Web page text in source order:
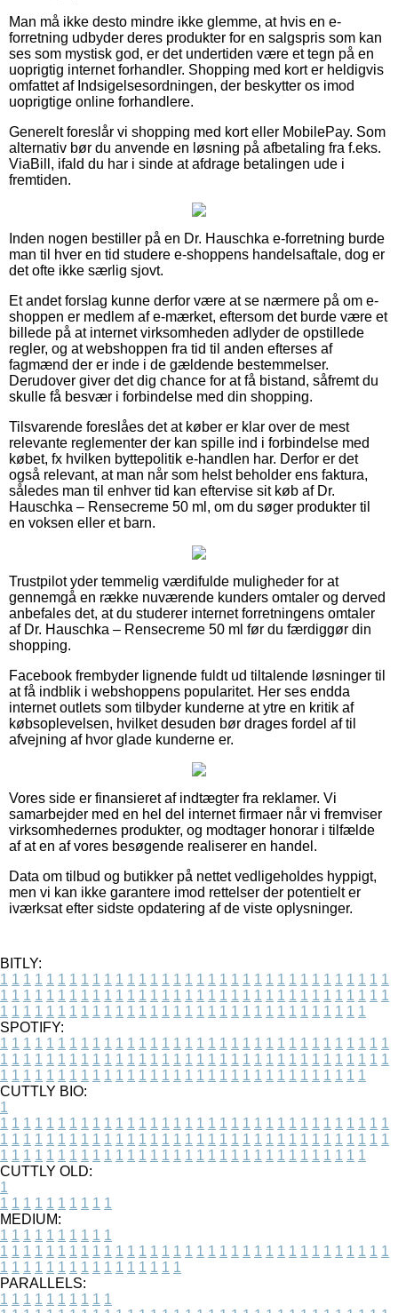
Man må ikke desto mindre ikke glemme, at hvis en e-
forretning udbyder deres produkter for en salgspris som kan
ses som mystisk god, er det undertiden være et tegn på en
uoprigtig internet forhandler. Shopping med kort er heldigvis
omfattet af Indsigelsesordningen, der beskytter os imod
uoprigtige online forhandlere.
Generelt foreslår vi shopping med kort eller MobilePay. Som
alternativ bør du anvende en løsning på afbetaling fra f.eks.
ViaBill, ifald du har i sinde at afdrage betalingen ude i
fremtiden.
Inden nogen bestiller på en Dr. Hauschka e-forretning burde
man til hver en tid studere e-shoppens handelsaftale, dog er
det ofte ikke særlig sjovt.
Et andet forslag kunne derfor være at se nærmere på om e-
shoppen er medlem af e-mærket, eftersom det burde være et
billede på at internet virksomheden adlyder de opstillede
regler, og at webshoppen fra tid til anden efterses af
fagmænd der er inde i de gældende bestemmelser.
Derudover giver det dig chance for at få bistand, såfremt du
skulle få besvær i forbindelse med din shopping.
Tilsvarende foreslåes det at køber er klar over de mest
relevante reglementer der kan spille ind i forbindelse med
købet, fx hvilken byttepolitik e-handlen har. Derfor er det
også relevant, at man når som helst beholder ens faktura,
således man til enhver tid kan eftervise sit køb af Dr.
Hauschka – Rensecreme 50 ml, om du søger produkter til
en voksen eller et barn.
Trustpilot yder temmelig værdifulde muligheder for at
gennemgå en række nuværende kunders omtaler og derved
anbefales det, at du studerer internet forretningens omtaler
af Dr. Hauschka – Rensecreme 50 ml før du færdiggør din
shopping.
Facebook frembyder lignende fuldt ud tiltalende løsninger til
at få indblik i webshoppens popularitet. Her ses endda
internet outlets som tilbyder kunderne at ytre en kritik af
købsoplevelsen, hvilket desuden bør drages fordel af til
afvejning af hvor glade kunderne er.
Vores side er finansieret af indtægter fra reklamer. Vi
samarbejder med en hel del internet firmaer når vi fremviser
virksomhedernes produkter, og modtager honorar i tilfælde
af at en af vores besøgende realiserer en handel.
Data om tilbud og butikker på nettet vedligeholdes hyppigt,
men vi kan ikke garantere imod rettelser der potentielt er
iværksat efter sidste opdatering af de viste oplysninger.
BITLY:
1 1 1 1 1 1 1 1 1 1 1 1 1 1 1 1 1 1 1 1 1 1 1 1 1 1 1 1 1 1 1 1 1 1
1 1 1 1 1 1 1 1 1 1 1 1 1 1 1 1 1 1 1 1 1 1 1 1 1 1 1 1 1 1 1 1 1 1
1 1 1 1 1 1 1 1 1 1 1 1 1 1 1 1 1 1 1 1 1 1 1 1 1 1 1 1 1 1 1 1
SPOTIFY:
1 1 1 1 1 1 1 1 1 1 1 1 1 1 1 1 1 1 1 1 1 1 1 1 1 1 1 1 1 1 1 1 1 1
1 1 1 1 1 1 1 1 1 1 1 1 1 1 1 1 1 1 1 1 1 1 1 1 1 1 1 1 1 1 1 1 1 1
1 1 1 1 1 1 1 1 1 1 1 1 1 1 1 1 1 1 1 1 1 1 1 1 1 1 1 1 1 1 1 1
CUTTLY BIO:
1
1 1 1 1 1 1 1 1 1 1 1 1 1 1 1 1 1 1 1 1 1 1 1 1 1 1 1 1 1 1 1 1 1 1
1 1 1 1 1 1 1 1 1 1 1 1 1 1 1 1 1 1 1 1 1 1 1 1 1 1 1 1 1 1 1 1 1 1
1 1 1 1 1 1 1 1 1 1 1 1 1 1 1 1 1 1 1 1 1 1 1 1 1 1 1 1 1 1 1 1
CUTTLY OLD:
1
1 1 1 1 1 1 1 1 1 1
MEDIUM:
1 1 1 1 1 1 1 1 1 1
1 1 1 1 1 1 1 1 1 1 1 1 1 1 1 1 1 1 1 1 1 1 1 1 1 1 1 1 1 1 1 1 1 1
1 1 1 1 1 1 1 1 1 1 1 1 1 1 1 1
PARALLELS:
1 1 1 1 1 1 1 1 1 1